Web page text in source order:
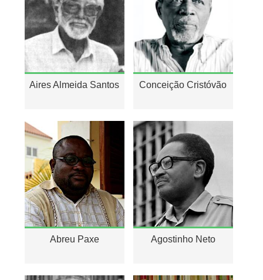
Aires Almeida Santos Conceição Cristóvão
Abreu Paxe Agostinho Neto